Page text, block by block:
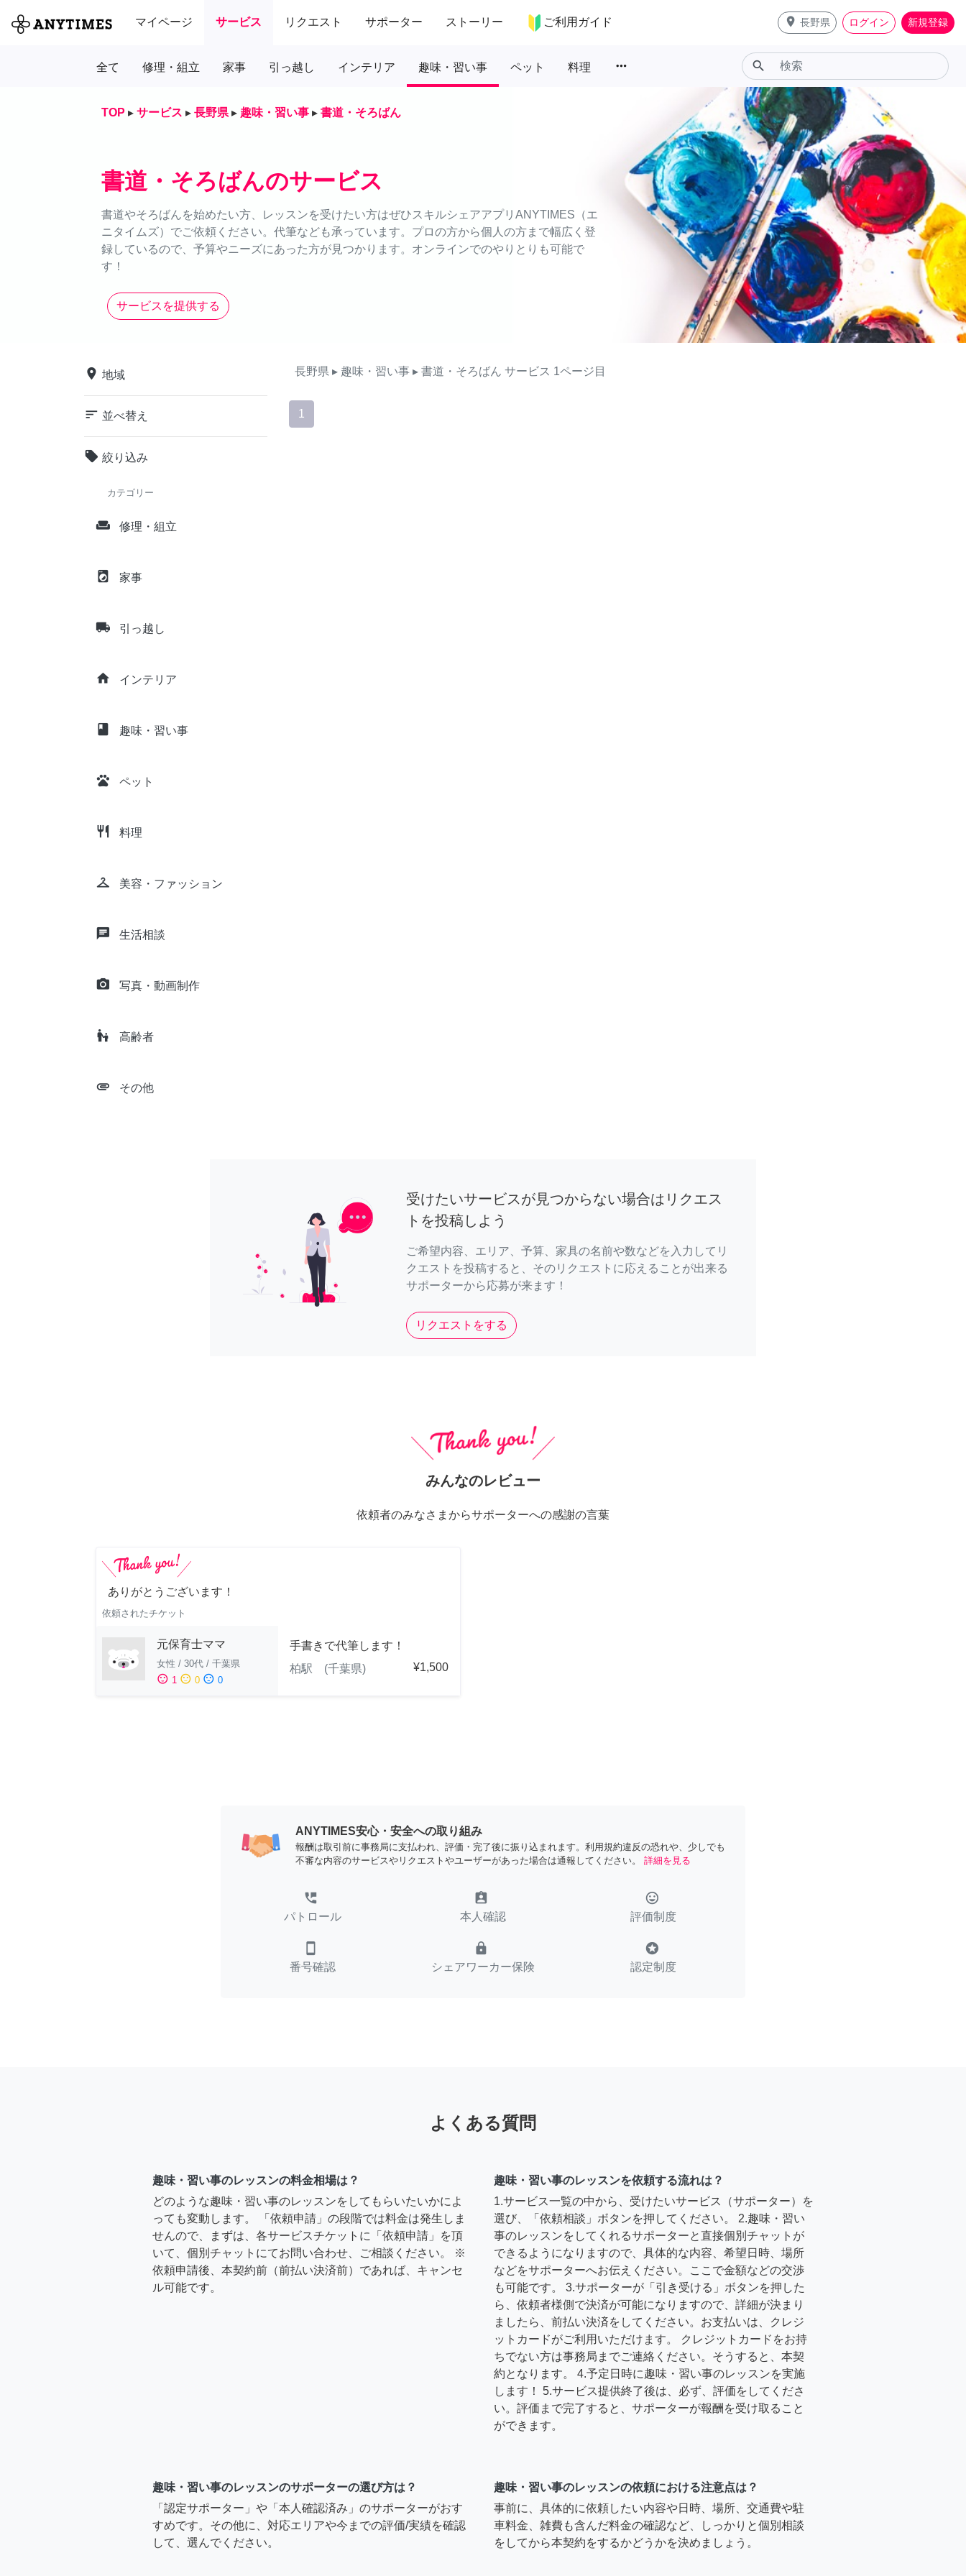
マイページ サービス リクエスト サポーター ストーリー ご利用ガイド place 長野県 ログイン 新規登録
全て 修理・組立 家事 引っ越し インテリア 趣味・習い事 ペット 料理 more_horiz search
TOP ▸ サービス ▸ 長野県 ▸ 趣味・習い事 ▸ 書道・そろばん
書道・そろばんのサービス
書道やそろばんを始めたい方、レッスンを受けたい方はぜひスキルシェアアプリANYTIMES（エ
ニタイムズ）でご依頼ください。代筆なども承っています。プロの方から個人の方まで幅広く登
録しているので、予算やニーズにあった方が見つかります。オンラインでのやりとりも可能で
す！
サービスを提供する
place 地域
sort 並べ替え
local_offer 絞り込み
カテゴリー
weekend 修理・組立
local_laundry_service 家事
local_shipping 引っ越し
home インテリア
class 趣味・習い事
pets ペット
restaurant 料理
checkroom 美容・ファッション
chat 生活相談
camera_alt 写真・動画制作
escalator_warning 高齢者
attachment その他
長野県 ▸ 趣味・習い事 ▸ 書道・そろばん サービス 1ページ目
1
受けたいサービスが見つからない場合はリクエス
トを投稿しよう
ご希望内容、エリア、予算、家具の名前や数などを入力してリ
クエストを投稿すると、そのリクエストに応えることが出来る
サポーターから応募が来ます！
リクエストをする
みんなのレビュー
依頼者のみなさまからサポーターへの感謝の言葉
ありがとうございます！
依頼されたチケット
元保育士ママ
女性 / 30代 / 千葉県
sentiment_satisfied 1 sentiment_neutral 0 sentiment_dissatisfied 0
手書きで代筆します！
柏駅 (千葉県)
¥1,500
ANYTIMES安心・安全への取り組み
報酬は取引前に事務局に支払われ、評価・完了後に振り込まれます。利用規約違反の恐れや、少しでも
不審な内容のサービスやリクエストやユーザーがあった場合は通報してください。
詳細を見る
perm_phone_msg
パトロール
assignment_ind
本人確認
tag_faces
評価制度
smartphone
番号確認
lock
シェアワーカー保険
stars
認定制度
よくある質問
趣味・習い事のレッスンの料金相場は？
どのような趣味・習い事のレッスンをしてもらいたいかによ
っても変動します。 「依頼申請」の段階では料金は発生しま
せんので、まずは、各サービスチケットに「依頼申請」を頂
いて、個別チャットにてお問い合わせ、ご相談ください。 ※
依頼申請後、本契約前（前払い決済前）であれば、キャンセ
ル可能です。
趣味・習い事のレッスンを依頼する流れは？
1.サービス一覧の中から、受けたいサービス（サポーター）を
選び、「依頼相談」ボタンを押してください。 2.趣味・習い
事のレッスンをしてくれるサポーターと直接個別チャットが
できるようになりますので、具体的な内容、希望日時、場所
などをサポーターへお伝えください。ここで金額などの交渉
も可能です。 3.サポーターが「引き受ける」ボタンを押した
ら、依頼者様側で決済が可能になりますので、詳細が決まり
ましたら、前払い決済をしてください。お支払いは、クレジ
ットカードがご利用いただけます。 クレジットカードをお持
ちでない方は事務局までご連絡ください。そうすると、本契
約となります。 4.予定日時に趣味・習い事のレッスンを実施
します！ 5.サービス提供終了後は、必ず、評価をしてくださ
い。評価まで完了すると、サポーターが報酬を受け取ること
ができます。
趣味・習い事のレッスンのサポーターの選び方は？
「認定サポーター」や「本人確認済み」のサポーターがおす
すめです。その他に、対応エリアや今までの評価/実績を確認
して、選んでください。
趣味・習い事のレッスンの依頼における注意点は？
事前に、具体的に依頼したい内容や日時、場所、交通費や駐
車料金、雑費も含んだ料金の確認など、しっかりと個別相談
をしてから本契約をするかどうかを決めましょう。